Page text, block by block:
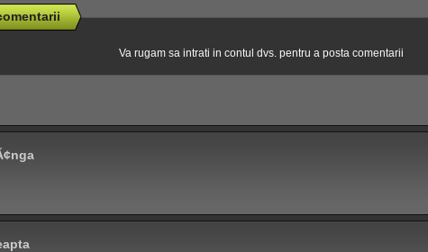
Va rugam sa intrati in contul dvs. pentru a posta comentarii